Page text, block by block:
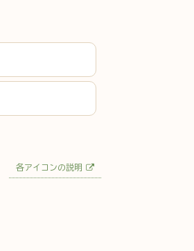
各アイコンの説明